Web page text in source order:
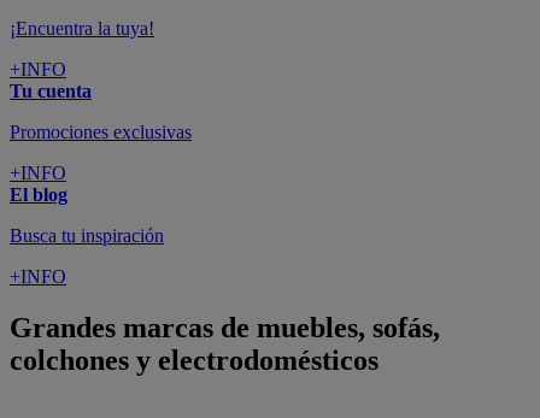
¡Encuentra la tuya!
+INFO
Tu cuenta
Promociones exclusivas
+INFO
El blog
Busca tu inspiración
+INFO
Grandes marcas de muebles, sofás,
colchones y electrodomésticos